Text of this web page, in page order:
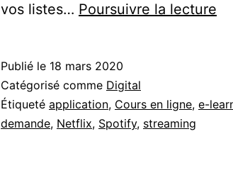
vos listes… Poursuivre la lecture
Publié le 18 mars 2020
Catégorisé comme Digital
Étiqueté application, Cours en ligne, e-
demande, Netflix, Spotify, streaming